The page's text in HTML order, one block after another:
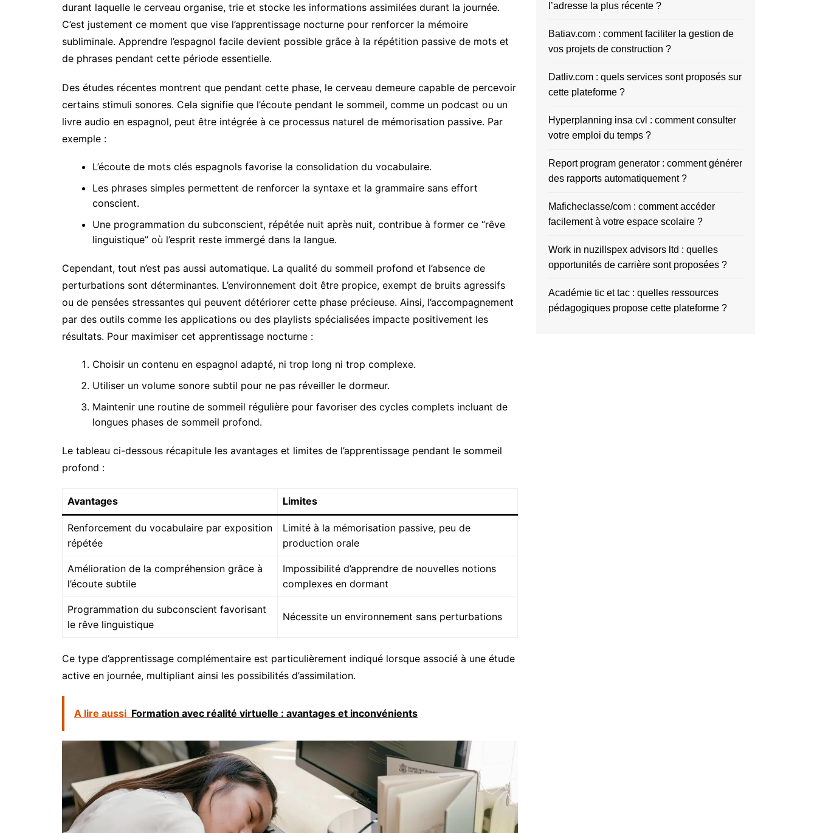
durant laquelle le cerveau organise, trie et stocke les informations assimilées durant la journée.
C’est justement ce moment que vise l’apprentissage nocturne pour renforcer la mémoire
subliminale. Apprendre l’espagnol facile devient possible grâce à la répétition passive de mots et
de phrases pendant cette période essentielle.
Des études récentes montrent que pendant cette phase, le cerveau demeure capable de percevoir
certains stimuli sonores. Cela signifie que l’écoute pendant le sommeil, comme un podcast ou un
livre audio en espagnol, peut être intégrée à ce processus naturel de mémorisation passive. Par
exemple :
L’écoute de mots clés espagnols favorise la consolidation du vocabulaire.
Les phrases simples permettent de renforcer la syntaxe et la grammaire sans effort
conscient.
Une programmation du subconscient, répétée nuit après nuit, contribue à former ce “rêve
linguistique” où l’esprit reste immergé dans la langue.
Cependant, tout n’est pas aussi automatique. La qualité du sommeil profond et l’absence de
perturbations sont déterminantes. L’environnement doit être propice, exempt de bruits agressifs
ou de pensées stressantes qui peuvent détériorer cette phase précieuse. Ainsi, l’accompagnement
par des outils comme les applications ou des playlists spécialisées impacte positivement les
résultats. Pour maximiser cet apprentissage nocturne :
Choisir un contenu en espagnol adapté, ni trop long ni trop complexe.
Utiliser un volume sonore subtil pour ne pas réveiller le dormeur.
Maintenir une routine de sommeil régulière pour favoriser des cycles complets incluant de
longues phases de sommeil profond.
Le tableau ci-dessous récapitule les avantages et limites de l’apprentissage pendant le sommeil
profond :
Avantages Limites
Renforcement du vocabulaire par exposition
répétée
Limité à la mémorisation passive, peu de
production orale
Amélioration de la compréhension grâce à
l’écoute subtile
Impossibilité d’apprendre de nouvelles notions
complexes en dormant
Programmation du subconscient favorisant
le rêve linguistique
Nécessite un environnement sans perturbations
Ce type d’apprentissage complémentaire est particulièrement indiqué lorsque associé à une étude
active en journée, multipliant ainsi les possibilités d’assimilation.
A lire aussi Formation avec réalité virtuelle : avantages et inconvénients
l’adresse la plus récente ?
Batiav.com : comment faciliter la gestion de
vos projets de construction ?
Datliv.com : quels services sont proposés sur
cette plateforme ?
Hyperplanning insa cvl : comment consulter
votre emploi du temps ?
Report program generator : comment générer
des rapports automatiquement ?
Maficheclasse/com : comment accéder
facilement à votre espace scolaire ?
Work in nuzillspex advisors ltd : quelles
opportunités de carrière sont proposées ?
Académie tic et tac : quelles ressources
pédagogiques propose cette plateforme ?